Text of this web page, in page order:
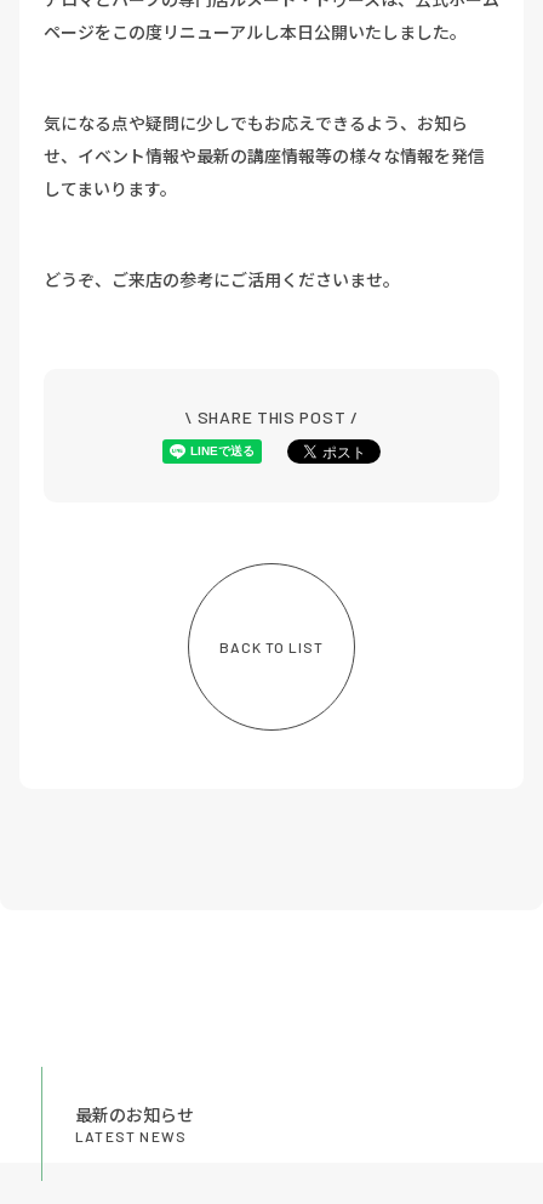
ページをこの度リニューアルし本日公開いたしました。
気になる点や疑問に少しでもお応えできるよう、お知ら
せ、イベント情報や最新の講座情報等の様々な情報を発信
してまいります。
どうぞ、ご来店の参考にご活用くださいませ。
\ SHARE THIS POST /
BACK TO LIST
最新のお知らせ
LATEST NEWS